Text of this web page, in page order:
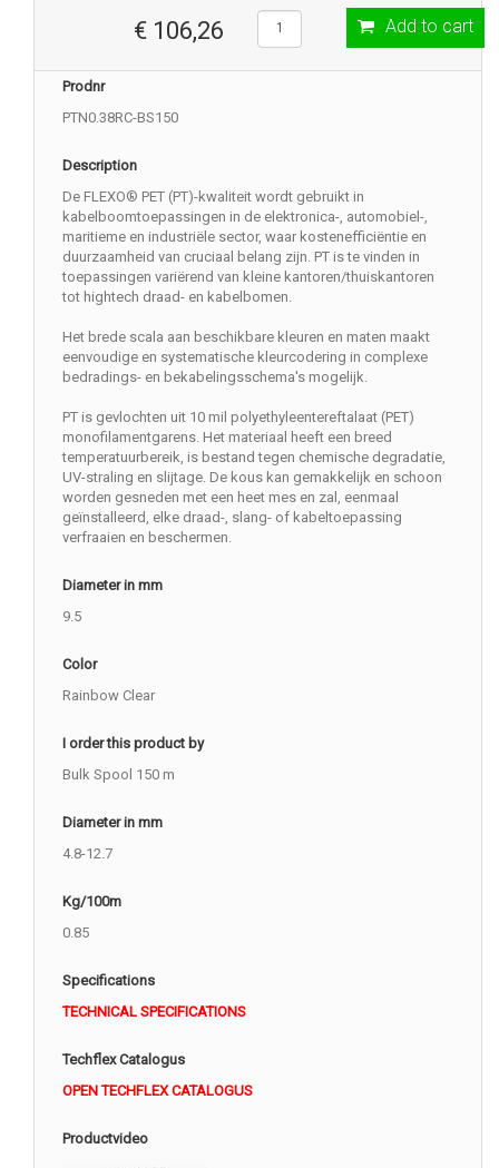
€ 106,26 Add to cart
Prodnr
PTN0.38RC-BS150
Description
De FLEXO® PET (PT)-kwaliteit wordt gebruikt in
kabelboomtoepassingen in de elektronica-, automobiel-,
maritieme en industriële sector, waar kostenefficiëntie en
duurzaamheid van cruciaal belang zijn. PT is te vinden in
toepassingen variërend van kleine kantoren/thuiskantoren
tot hightech draad- en kabelbomen.
Het brede scala aan beschikbare kleuren en maten maakt
eenvoudige en systematische kleurcodering in complexe
bedradings- en bekabelingsschema's mogelijk.
PT is gevlochten uit 10 mil polyethyleentereftalaat (PET)
monofilamentgarens. Het materiaal heeft een breed
temperatuurbereik, is bestand tegen chemische degradatie,
UV-straling en slijtage. De kous kan gemakkelijk en schoon
worden gesneden met een heet mes en zal, eenmaal
geïnstalleerd, elke draad-, slang- of kabeltoepassing
verfraaien en beschermen.
Diameter in mm
9.5
Color
Rainbow Clear
I order this product by
Bulk Spool 150 m
Diameter in mm
4.8-12.7
Kg/100m
0.85
Specifications
TECHNICAL SPECIFICATIONS
Techflex Catalogus
OPEN TECHFLEX CATALOGUS
Productvideo